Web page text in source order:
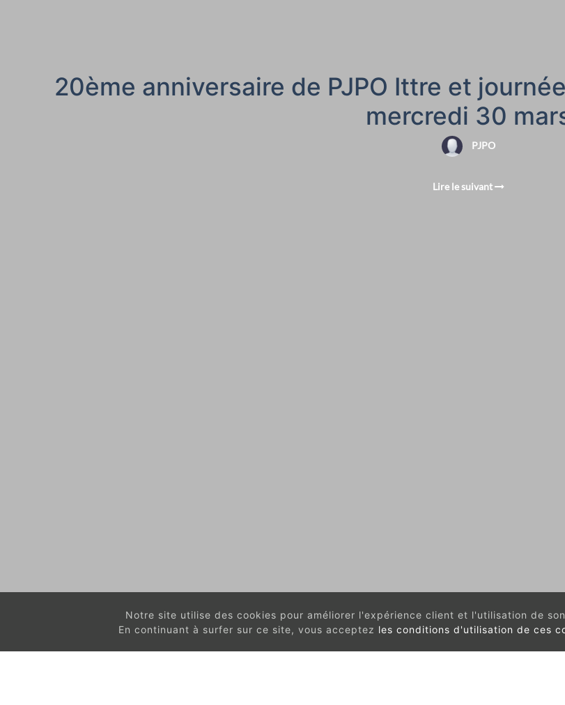
20ème anniversaire de PJPO Ittre et
mercredi 30
PJPO
Lire le suivant
Notre site utilise des cookies pour améliorer l'expérience client et l'utilisation de
En continuant à surfer sur ce site, vous acceptez les conditions d'utilisation de ces